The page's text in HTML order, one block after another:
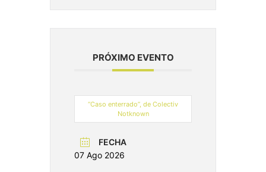
PRÓXIMO EVENTO
“Caso enterrado”, de Colectiv
Notknown
FECHA
07 Ago 2026